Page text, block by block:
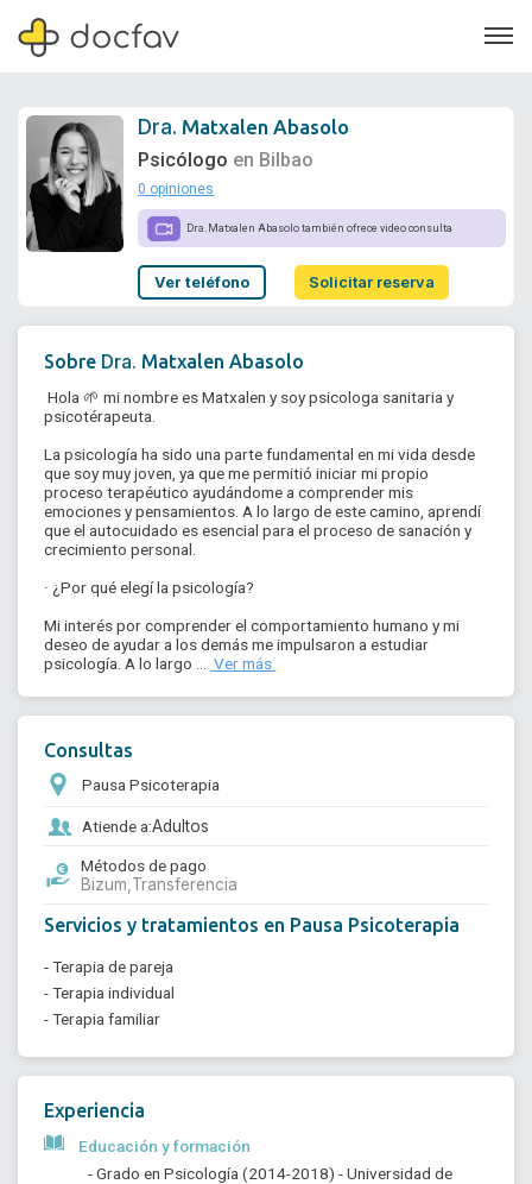
Soporte
Quiénes somos
¿Eres un doctor?
Dra. Matxalen Abasolo
Psicólogo en Bilbao
0 opiniones
Dra. Matxalen Abasolo también ofrece video consulta
Ver teléfono Solicitar reserva
Sobre Dra. Matxalen Abasolo
Hola 🌱 mi nombre es Matxalen y soy psicologa sanitaria y
psicotérapeuta.
La psicología ha sido una parte fundamental en mi vida desde
que soy muy joven, ya que me permitió iniciar mi propio
proceso terapéutico ayudándome a comprender mis
emociones y pensamientos. A lo largo de este camino, aprendí
que el autocuidado es esencial para el proceso de sanación y
crecimiento personal.
· ¿Por qué elegí la psicología?
Mi interés por comprender el comportamiento humano y mi
deseo de ayudar a los demás me impulsaron a estudiar
psicología. A lo largo ...
Ver más
Consultas
Pausa Psicoterapia
Atiende a:Adultos
Métodos de pago
Bizum, Transferencia
Servicios y tratamientos en Pausa Psicoterapia
- Terapia de pareja
- Terapia individual
- Terapia familiar
Experiencia
Educación y formación
- Grado en Psicología (2014-2018) - Universidad de